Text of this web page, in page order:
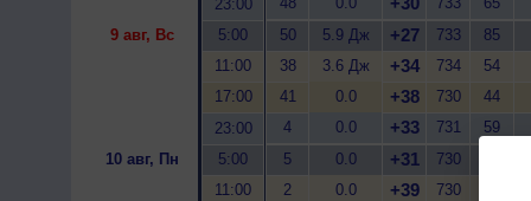
23:00
9 авг, Вс
5:00 50 5.9 Дж +27 733 85
11:00
38 3.6 Дж +34 734 54
17:00
41 0.0 +38 730 44
23:00
4 0.0 +33 731 59
10 авг, Пн
5:00 5 0.0 +31 730
11:00
2 0.0 +39 730